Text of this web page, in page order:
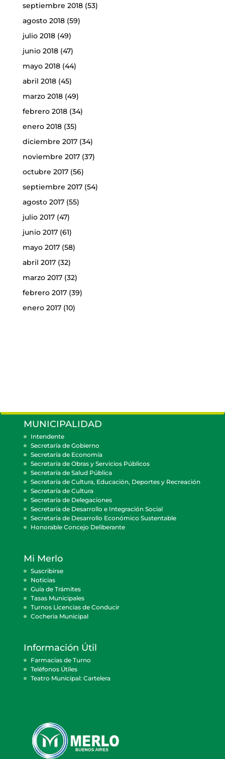
septiembre 2018(53)
agosto 2018(59)
julio 2018(49)
junio 2018(47)
mayo 2018(44)
abril 2018(45)
marzo 2018(49)
febrero 2018(34)
enero 2018(35)
diciembre 2017(34)
noviembre 2017(37)
octubre 2017(56)
septiembre 2017(54)
agosto 2017(55)
julio 2017(47)
junio 2017(61)
mayo 2017(58)
abril 2017(32)
marzo 2017(32)
febrero 2017(39)
enero 2017(10)
MUNICIPALIDAD
Intendente
Secretaría de Gobierno
Secretaría de Economía
Secretaría de Obras y Servicios Públicos
Secretaría de Salud Pública
Secretaría de Cultura, Educación, Deportes y Recreación
Secretaría de Cultura
Secretaría de Delegaciones
Secretaría de Desarrollo e Integración Social
Secretaría de Desarrollo Económico Sustentable
Honorable Concejo Deliberante
Mi Merlo
Suscribirse
Noticias
Guía de Trámites
Tasas Municipales
Turnos Licencias de Conducir
Cocheria Municipal
Información Útil
Farmacias de Turno
Teléfonos Útiles
Teatro Municipal: Cartelera